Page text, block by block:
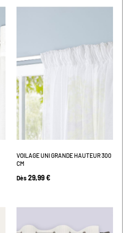
VOILAGE UNI GRANDE HAUTEUR 300
CM
Dès 29,99 €